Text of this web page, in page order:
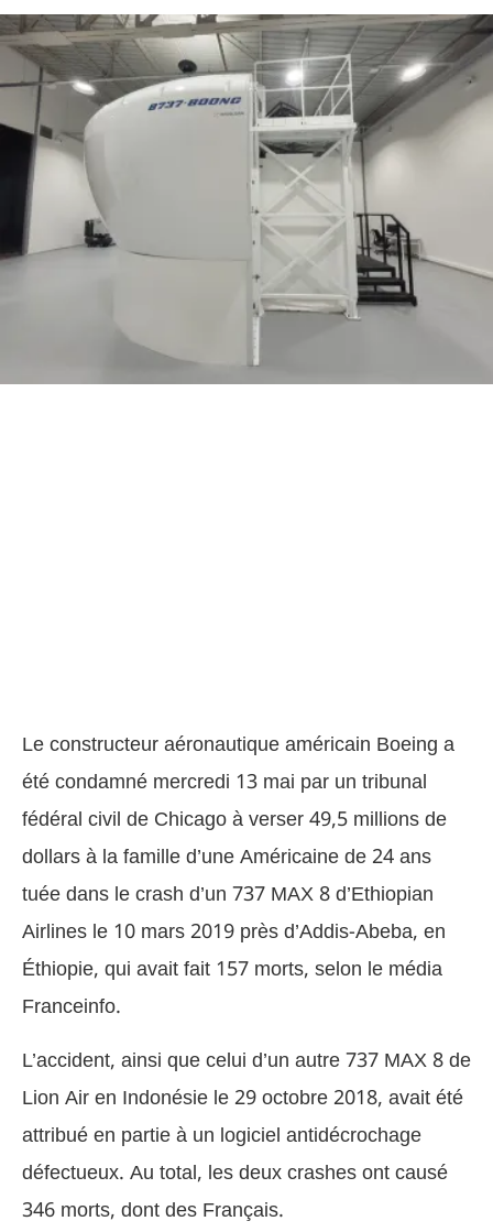
Le constructeur aéronautique américain Boeing a
été condamné mercredi 13 mai par un tribunal
fédéral civil de Chicago à verser 49,5 millions de
dollars à la famille d’une Américaine de 24 ans
tuée dans le crash d’un 737 MAX 8 d’Ethiopian
Airlines le 10 mars 2019 près d’Addis-Abeba, en
Éthiopie, qui avait fait 157 morts, selon le média
Franceinfo.
L’accident, ainsi que celui d’un autre 737 MAX 8 de
Lion Air en Indonésie le 29 octobre 2018, avait été
attribué en partie à un logiciel antidécrochage
défectueux. Au total, les deux crashes ont causé
346 morts, dont des Français.